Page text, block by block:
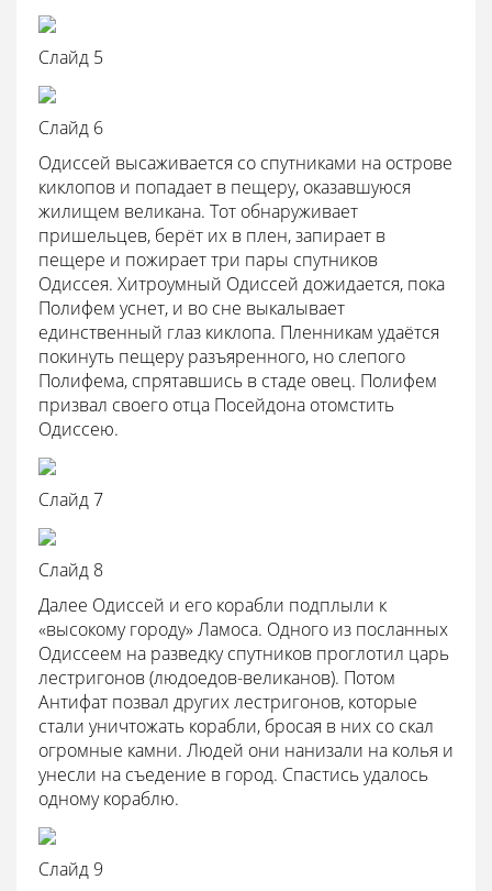
Слайд 5
Слайд 6
Одиссей высаживается со спутниками на острове
киклопов и попадает в пещеру, оказавшуюся
жилищем великана. Тот обнаруживает
пришельцев, берёт их в плен, запирает в
пещере и пожирает три пары спутников
Одиссея. Хитроумный Одиссей дожидается, пока
Полифем уснет, и во сне выкалывает
единственный глаз киклопа. Пленникам удаётся
покинуть пещеру разъяренного, но слепого
Полифема, спрятавшись в стаде овец. Полифем
призвал своего отца Посейдона отомстить
Одиссею.
Слайд 7
Слайд 8
Далее Одиссей и его корабли подплыли к
«высокому городу» Ламоса. Одного из посланных
Одиссеем на разведку спутников проглотил царь
лестригонов (людоедов-великанов). Потом
Антифат позвал других лестригонов, которые
стали уничтожать корабли, бросая в них со скал
огромные камни. Людей они нанизали на колья и
унесли на съедение в город. Спастись удалось
одному кораблю.
Слайд 9